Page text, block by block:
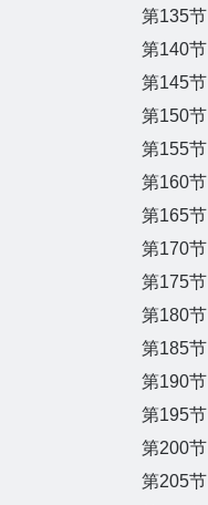
第135节
第140节
第145节
第150节
第155节
第160节
第165节
第170节
第175节
第180节
第185节
第190节
第195节
第200节
第205节